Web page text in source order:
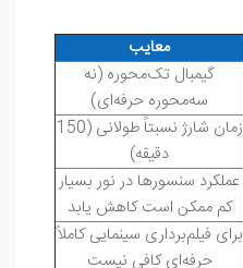
معایب
گیمبال تک‌محوره (نه
سه‌محوره حرفه‌ای)
زمان شارژ نسبتاً طولانی (150
دقیقه)
عملکرد سنسورها در نور بسیار
کم ممکن است کاهش یابد
برای فیلم‌برداری سینمایی کاملاً
حرفه‌ای کافی نیست